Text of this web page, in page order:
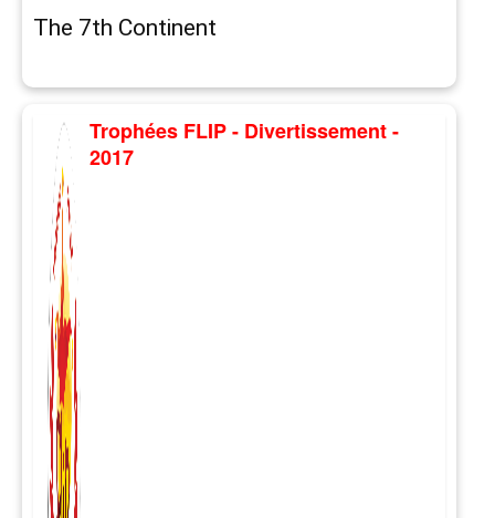
The 7th Continent
Trophées FLIP - Divertissement -
2017